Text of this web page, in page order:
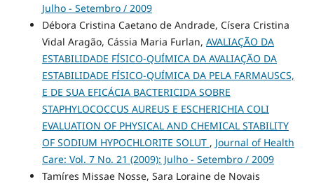
Julho - Setembro / 2009
Débora Cristina Caetano de Andrade, Císera Cristina
Vidal Aragão, Cássia Maria Furlan, AVALIAÇÃO DA
ESTABILIDADE FÍSICO-QUÍMICA DA AVALIAÇÃO DA
ESTABILIDADE FÍSICO-QUÍMICA DA PELA FARMAUSCS,
E DE SUA EFICÁCIA BACTERICIDA SOBRE
STAPHYLOCOCCUS AUREUS E ESCHERICHIA COLI
EVALUATION OF PHYSICAL AND CHEMICAL STABILITY
OF SODIUM HYPOCHLORITE SOLUT , Journal of Health
Care: Vol. 7 No. 21 (2009): Julho - Setembro / 2009
Tamíres Missae Nosse, Sara Loraine de Novais